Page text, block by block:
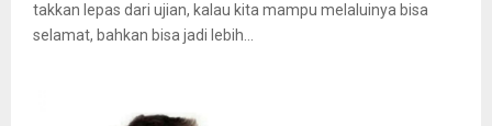
takkan lepas dari ujian, kalau kita mampu melaluinya bisa
selamat, bahkan bisa jadi lebih...